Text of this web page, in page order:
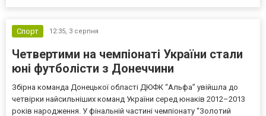
Спорт 12:35, 3 серпня
Четвертими на чемпіонаті України стали
юні футболісти з Донеччини
Збірна команда Донецької області ДЮФК “Альфа” увійшла до
четвірки найсильніших команд України серед юнаків 2012–2013
років народження. У фінальній частині чемпіонату “Золотий